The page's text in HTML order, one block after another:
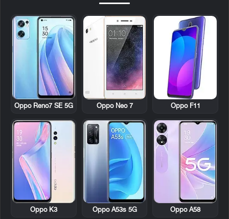
Oppo F11
Oppo Neo 7
Oppo Reno7 SE 5G
Oppo A58
Oppo A53s 5G
Oppo K3